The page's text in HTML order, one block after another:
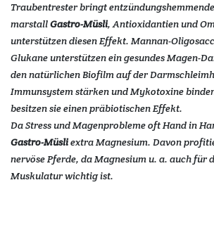
Traubentrester bringt
marstallGastro-Müsli, Antioxidantien und
unterstützen diesen Effekt. Mannan-
Glukane unterstützen ein gesundes Magen-
den natürlichen Biofilm auf der
Immunsystem stärken und Mykotoxine
besitzen sie einen präbiotischen Effekt.
Da Stress und Magenprobleme oft Hand in
Gastro-Müsliextra Magnesium. Davon
nervöse Pferde, da Magnesium u. a. auch für
Muskulatur wichtig ist.